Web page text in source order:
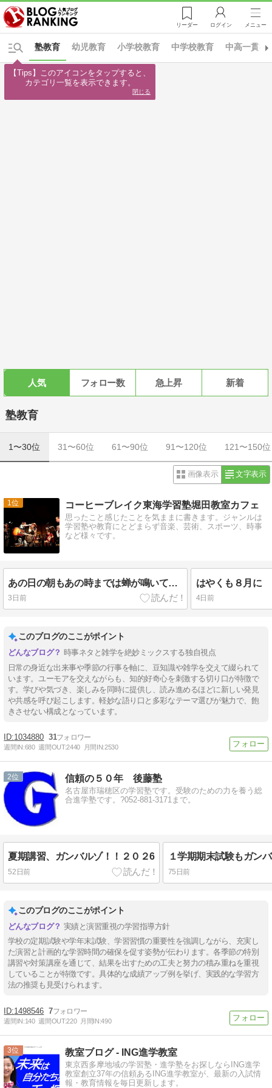
リーダー ログイン メニュー
幼児教育 小学校教育 中学校教育 中高一貫教
塾教育
人気 フォロー数 急上昇 新着
塾教育
1〜30位 31〜60位 61〜90位 91〜120位 121〜150位
画像表示 文字表示
1 コーヒーブレイク東海学習塾堀田教室カフェ
思ったこと感じたことを気ままに書きます。ジャンルは
学習塾や教育にとどまらず音楽、芸術、スポーツ、時事
など様々です。
あの日の朝もあの時までは蝉が鳴いていた
3日前
はやくも８月に
4日前
このブログのここがポイント
時事ネタと雑学を絶妙ミックスする独自視点
日常の身近な出来事や季節の行事を軸に、豆知識や雑学を交えて綴られて
います。ユーモアを交えながらも、知的好奇心を刺激する切り口が特徴で
す。学びや気づき、楽しみを同時に提供し、読み進めるほどに新しい発見
や共感を呼び起こします。軽妙な語り口と多彩なテーマ選びが魅力で、飽
きさせない構成となっています。
1034880 31
週間IN:680 週間OUT:2440 月間IN:2530
2 信頼の５０年 後藤塾
名古屋市瑞穂区の学習塾です。受験のための力を養う総
合進学塾です。?052-881-3171まで。
夏期講習、ガンバルゾ！！２０２6
52日前
１学期期末試験もガン
75日前
このブログのここがポイント
実績と演習重視の学習指導方針
学校の定期試験や学年末試験、学習習慣の重要性を強調しながら、充実し
た演習と計画的な学習時間の確保を促す姿勢が伝わります。各季節の特別
講習や対策講座を通じて、結果を出すための工夫と努力の積み重ねを重視
していることが特徴です。具体的な成績アップ例を挙げ、実践的な学習方
法の推奨も見受けられます。
1498546 7
週間IN:140 週間OUT:220 月間IN:490
3 教室ブログ - ING進学教室
東京西多摩地域の学習塾・進学塾をお探しならING進学
教室創立37年の信頼あるING進学教室が、最新の入試情
報・教育情報を毎日更新します。
【Tips】このアイコンをタップすると、
カテゴリ一覧を表示できます。
閉じる